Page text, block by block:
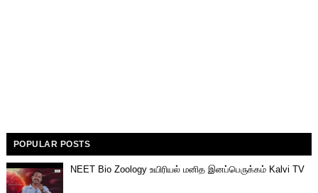
POPULAR POSTS
NEET Bio Zoology உயிரியல் மனித இனப்பெருக்கம் Kalvi TV